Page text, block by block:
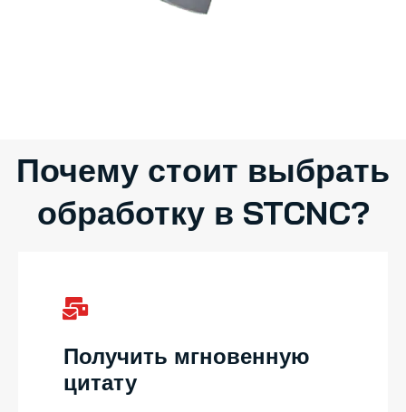
Почему стоит выбрать
обработку в STCNC?
Получить мгновенную
цитату